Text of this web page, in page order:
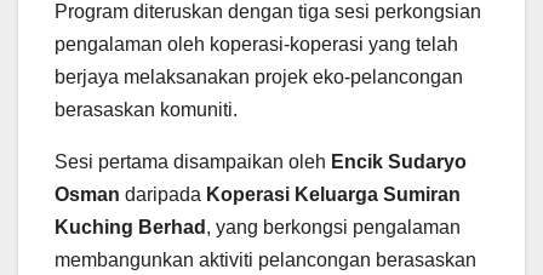
Program diteruskan dengan tiga sesi perkongsian
pengalaman oleh koperasi-koperasi yang telah
berjaya melaksanakan projek eko-pelancongan
berasaskan komuniti.
Sesi pertama disampaikan oleh Encik Sudaryo
Osman daripada Koperasi Keluarga Sumiran
Kuching Berhad , yang berkongsi pengalaman
membangunkan aktiviti pelancongan berasaskan